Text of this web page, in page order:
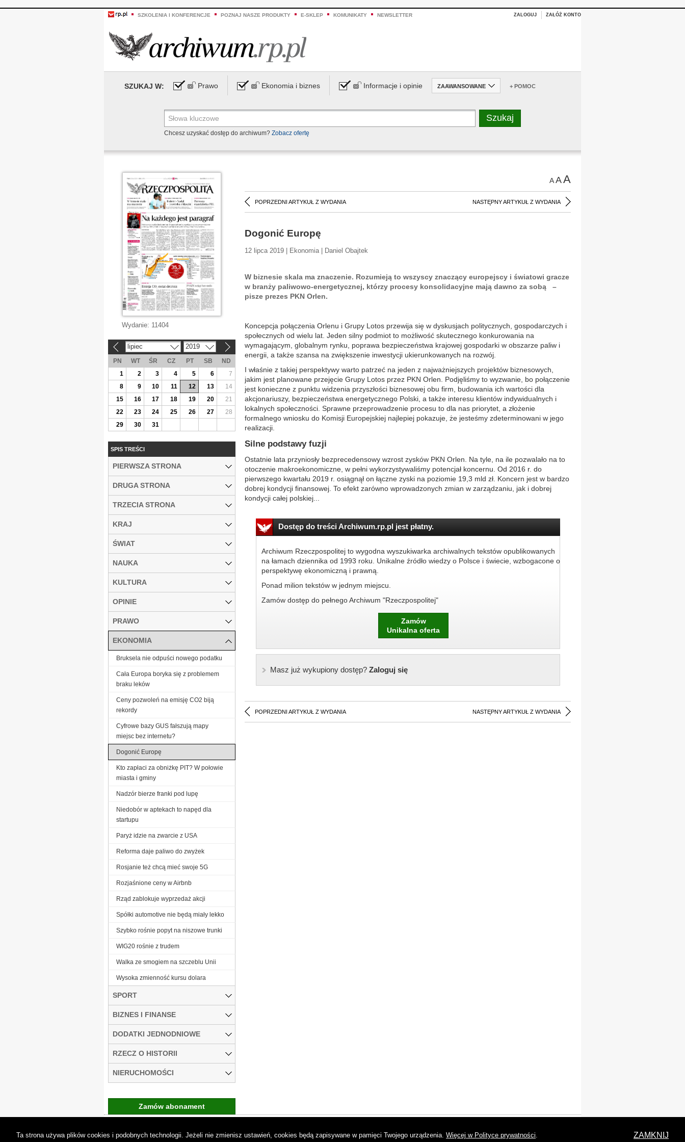
SZKOLENIA I KONFERENCJE POZNAJ NASZE PRODUKTY E-SKLEP KOMUNIKATY NEWSLETTER ZALOGUJ ZAŁÓŻ KONTO
SZUKAJ W: Prawo Ekonomia i biznes Informacje i opinie ZAAWANSOWANE + POMOC
Chcesz uzyskać dostęp do archiwum? Zobacz ofertę
AAA
POPRZEDNI ARTYKUŁ Z WYDANIA NASTĘPNY ARTYKUŁ Z WYDANIA
Dogonić Europę
12 lipca 2019 | Ekonomia | Daniel Obajtek
W biznesie skala ma znaczenie. Rozumieją to wszyscy znaczący europejscy i światowi gracze
w branży paliwowo-energetycznej, którzy procesy konsolidacyjne mają dawno za sobą –
pisze prezes PKN Orlen.
Koncepcja połączenia Orlenu i Grupy Lotos przewija się w dyskusjach politycznych, gospodarczych i
społecznych od wielu lat. Jeden silny podmiot to możliwość skutecznego konkurowania na
wymagającym, globalnym rynku, poprawa bezpieczeństwa krajowej gospodarki w obszarze paliw i
energii, a także szansa na zwiększenie inwestycji ukierunkowanych na rozwój.
I właśnie z takiej perspektywy warto patrzeć na jeden z najważniejszych projektów biznesowych,
jakim jest planowane przejęcie Grupy Lotos przez PKN Orlen. Podjęliśmy to wyzwanie, bo połączenie
jest konieczne z punktu widzenia przyszłości biznesowej obu firm, budowania ich wartości dla
akcjonariuszy, bezpieczeństwa energetycznego Polski, a także interesu klientów indywidualnych i
lokalnych społeczności. Sprawne przeprowadzenie procesu to dla nas priorytet, a złożenie
formalnego wniosku do Komisji Europejskiej najlepiej pokazuje, że jesteśmy zdeterminowani w jego
realizacji.
Silne podstawy fuzji
Ostatnie lata przyniosły bezprecedensowy wzrost zysków PKN Orlen. Na tyle, na ile pozwalało na to
otoczenie makroekonomiczne, w pełni wykorzystywaliśmy potencjał koncernu. Od 2016 r. do
pierwszego kwartału 2019 r. osiągnął on łączne zyski na poziomie 19,3 mld zł. Koncern jest w bardzo
dobrej kondycji finansowej. To efekt zarówno wprowadzonych zmian w zarządzaniu, jak i dobrej
kondycji całej polskiej...
Dostęp do treści Archiwum.rp.pl jest płatny.
Archiwum Rzeczpospolitej to wygodna wyszukiwarka archiwalnych tekstów opublikowanych
na łamach dziennika od 1993 roku. Unikalne źródło wiedzy o Polsce i świecie, wzbogacone o
perspektywę ekonomiczną i prawną.
Ponad milion tekstów w jednym miejscu.
Zamów dostęp do pełnego Archiwum "Rzeczpospolitej"
Zamów
Unikalna oferta
Masz już wykupiony dostęp?Zaloguj się
POPRZEDNI ARTYKUŁ Z WYDANIA NASTĘPNY ARTYKUŁ Z WYDANIA
Wydanie: 11404
lipiec 2019
PN WT ŚR CZ PT SB
ND
1
2 3 4 5 6
7
8
9 10 11 12 13
14
15
16 17 18 19 20
21
22
23 24 25 26 27
28
29
30 31
SPIS TREŚCI
PIERWSZA STRONA
DRUGA STRONA
TRZECIA STRONA
KRAJ
ŚWIAT
NAUKA
KULTURA
OPINIE
PRAWO
EKONOMIA
Bruksela nie odpuści nowego podatku
Cała Europa boryka się z problemem
braku leków
Ceny pozwoleń na emisję CO2 biją
rekordy
Cyfrowe bazy GUS fałszują mapy
miejsc bez internetu?
Dogonić Europę
Kto zapłaci za obniżkę PIT? W połowie
miasta i gminy
Nadzór bierze franki pod lupę
Niedobór w aptekach to napęd dla
startupu
Paryż idzie na zwarcie z USA
Reforma daje paliwo do zwyżek
Rosjanie też chcą mieć swoje 5G
Rozjaśnione ceny w Airbnb
Rząd zablokuje wyprzedaż akcji
Spółki automotive nie będą miały lekko
Szybko rośnie popyt na niszowe trunki
WIG20 rośnie z trudem
Walka ze smogiem na szczeblu Unii
Wysoka zmienność kursu dolara
SPORT
BIZNES I FINANSE
DODATKI JEDNODNIOWE
RZECZ O HISTORII
NIERUCHOMOŚCI
Zamów abonament
Ta strona używa plików cookies i podobnych technologii. Jeżeli nie zmienisz ustawień, cookies będą zapisywane w pamięci Twojego urządzenia. Więcej w Polityce prywatności. ZAMKNIJ